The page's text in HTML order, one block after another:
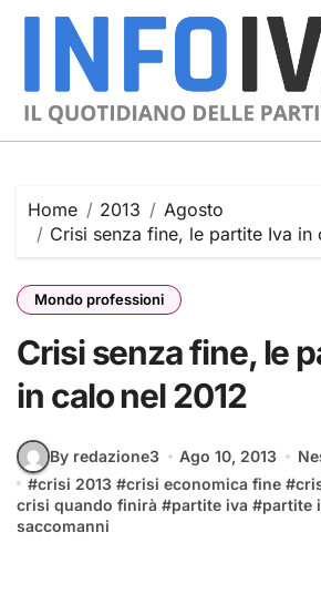
Skip
Home 2013
Agosto
Crisi senza fine, le partite Iva in
Mondo professioni
Crisi senza fine, le
in calo nel 2012
By redazione3 Ago 10, 2013
#crisi 2013 #crisi economica fine #
crisi quando finirà #partite iva #partite
saccomanni